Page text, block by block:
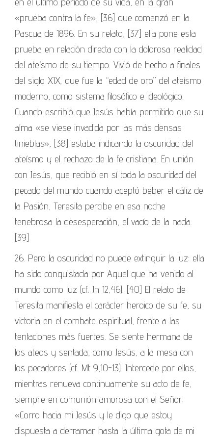
«prueba contra la fe», [36] que comenzó en la
Pascua de 1896. En su relato, [37] ella pone esta
prueba en relación directa con la dolorosa realidad
del ateísmo de su tiempo. Vivió de hecho a finales
del siglo XIX, que fue la “edad de oro” del ateísmo
moderno, como sistema filosófico e ideológico.
Cuando escribió que Jesús había permitido que su
alma «se viese invadida por las más densas
tinieblas», [38] estaba indicando la oscuridad del
ateísmo y el rechazo de la fe cristiana. En unión
con Jesús, que recibió en sí toda la oscuridad del
pecado del mundo cuando aceptó beber el cáliz de
la Pasión, Teresita percibe en esa noche
tenebrosa la desesperación, el vacío de la nada.
[39]
26. Pero la oscuridad no puede extinguir la luz: ella
ha sido conquistada por Aquel que ha venido al
mundo como luz (cf. Jn 12,46). [40] El relato de
Teresita manifiesta el carácter heroico de su fe, su
victoria en el combate espiritual, frente a las
tentaciones más fuertes. Se siente hermana de
los ateos y sentada, como Jesús, a la mesa con
los pecadores (cf. Mt 9,10-13). Intercede por ellos,
mientras renueva continuamente su acto de fe,
siempre en comunión amorosa con el Señor:
«Corro hacia mi Jesús y le digo que estoy
dispuesta a derramar hasta la última gota de mi